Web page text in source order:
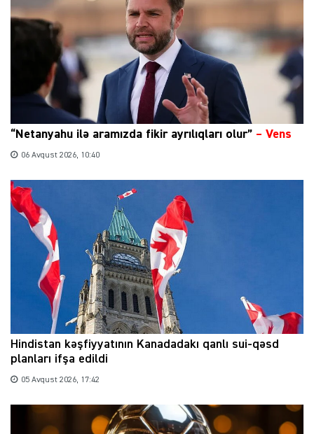
“Netanyahu ilə aramızda fikir ayrılıqları olur” – Vens
06 Avqust 2026, 10:40
Hindistan kəşfiyyatının Kanadadakı qanlı sui-qəsd
planları ifşa edildi
05 Avqust 2026, 17:42